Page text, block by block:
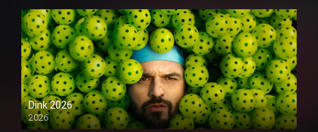
Dink 2026
2026
1080P